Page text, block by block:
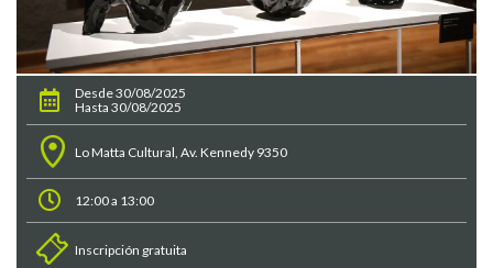
Desde 30/08/2025
Hasta 30/08/2025
Lo Matta Cultural, Av. Kennedy 9350
12:00 a 13:00
Inscripción gratuita